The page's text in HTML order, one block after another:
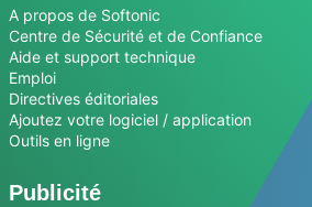
A propos de Softonic
Centre de Sécurité et de Confiance
Aide et support technique
Emploi
Directives éditoriales
Ajoutez votre logiciel / application
Outils en ligne
Publicité